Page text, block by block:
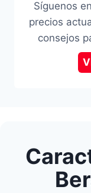
Síguenos
precios
consejos